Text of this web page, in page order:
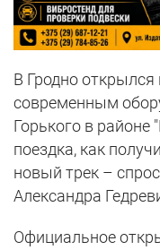
В Гродно открылся
современным
Горького в районе
поездка, как
новый трек –
Александра
Официальное